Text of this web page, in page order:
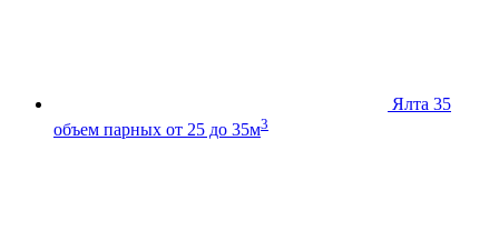
Ялта 35
объем парных от 25 до 35м3